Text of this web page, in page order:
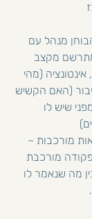
מנהל עם
מקצב
(מהי
(האם הקשיש
שיש לו
מורכבות –
מורכבת
מה שנאמר לו